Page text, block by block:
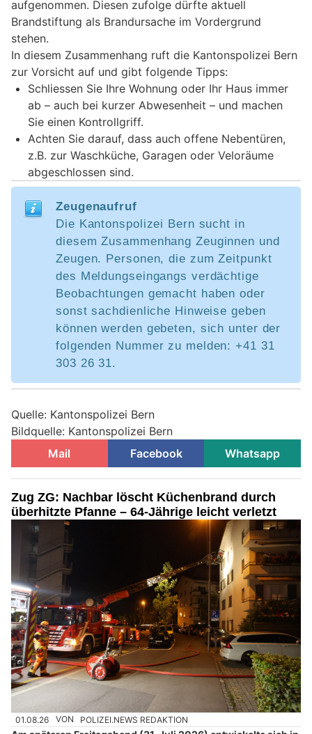
aufgenommen. Diesen zufolge dürfte aktuell
Brandstiftung als Brandursache im Vordergrund
stehen.
In diesem Zusammenhang ruft die Kantonspolizei Bern
zur Vorsicht auf und gibt folgende Tipps:
Schliessen Sie Ihre Wohnung oder Ihr Haus immer
ab – auch bei kurzer Abwesenheit – und machen
Sie einen Kontrollgriff.
Achten Sie darauf, dass auch offene Nebentüren,
z.B. zur Waschküche, Garagen oder Veloräume
abgeschlossen sind.
Zeugenaufruf
Die Kantonspolizei Bern sucht in
diesem Zusammenhang Zeuginnen und
Zeugen. Personen, die zum Zeitpunkt
des Meldungseingangs verdächtige
Beobachtungen gemacht haben oder
sonst sachdienliche Hinweise geben
können werden gebeten, sich unter der
folgenden Nummer zu melden: +41 31
303 26 31.
Quelle: Kantonspolizei Bern
Bildquelle: Kantonspolizei Bern
Mail
Facebook Whatsapp
Zug ZG: Nachbar löscht Küchenbrand durch
überhitzte Pfanne – 64-Jährige leicht verletzt
01.08.26 VON POLIZEI.NEWS REDAKTION